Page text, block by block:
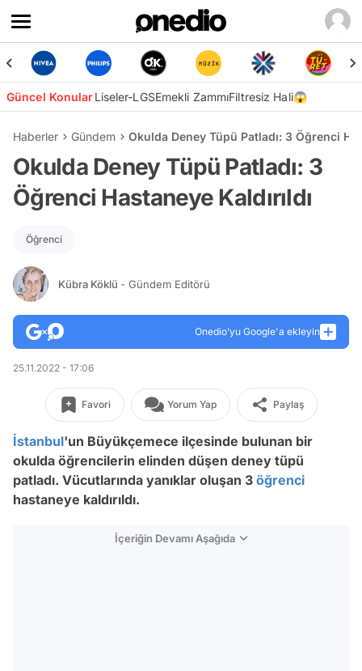
Güncel KonularLiseler-LGSEmekli ZammıFiltresiz Hali😱
Haberler Gündem Okulda Deney Tüpü Patladı: 3 Öğrenci
Okulda Deney Tüpü Patladı: 3
Öğrenci Hastaneye Kaldırıldı
Öğrenci
Kübra Köklü - Gündem Editörü
Onedio’yu Google'a ekleyin
25.11.2022 - 17:06
Favori Yorum Yap Paylaş
İstanbul'un Büyükçemece ilçesinde bulunan bir
okulda öğrencilerin elinden düşen deney tüpü
patladı. Vücutlarında yanıklar oluşan 3 öğrenci
hastaneye kaldırıldı.
İçeriğin Devamı Aşağıda